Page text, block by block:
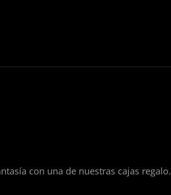
con una de nuestras cajas regalo.